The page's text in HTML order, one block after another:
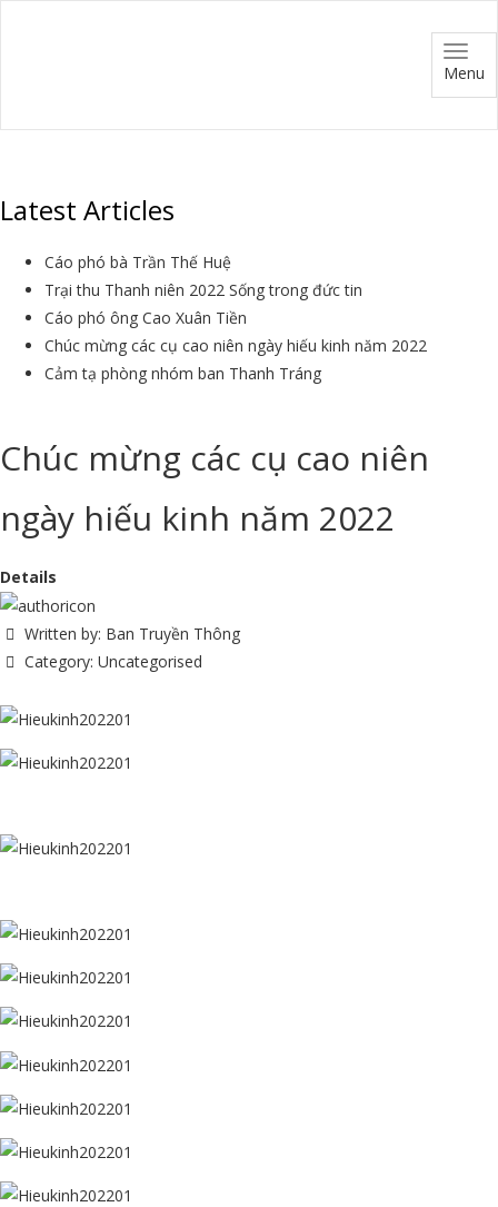
Menu
Latest Articles
Cáo phó bà Trần Thế Huệ
Trại thu Thanh niên 2022 Sống trong đức tin
Cáo phó ông Cao Xuân Tiền
Chúc mừng các cụ cao niên ngày hiếu kinh năm 2022
Cảm tạ phòng nhóm ban Thanh Tráng
Chúc mừng các cụ cao niên
ngày hiếu kinh năm 2022
Details
Written by: Ban Truyền Thông
Category: Uncategorised